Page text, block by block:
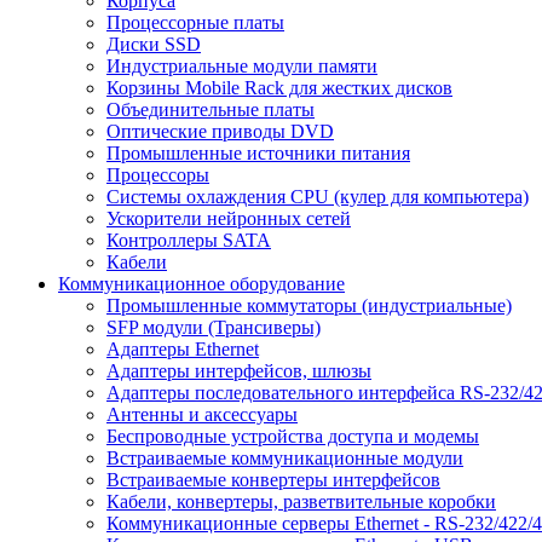
Процессорные платы
Диски SSD
Индустриальные модули памяти
Корзины Mobile Rack для жестких дисков
Объединительные платы
Оптические приводы DVD
Промышленные источники питания
Процессоры
Системы охлаждения CPU (кулер для компьютера)
Ускорители нейронных сетей
Контроллеры SATA
Кабели
Коммуникационное оборудование
Промышленные коммутаторы (индустриальные)
SFP модули (Трансиверы)
Адаптеры Ethernet
Адаптеры интерфейсов, шлюзы
Адаптеры последовательного интерфейса RS-232/
Антенны и аксессуары
Беспроводные устройства доступа и модемы
Встраиваемые коммуникационные модули
Встраиваемые конвертеры интерфейсов
Кабели, конвертеры, разветвительные коробки
Коммуникационные серверы Ethernet - RS-232/422/